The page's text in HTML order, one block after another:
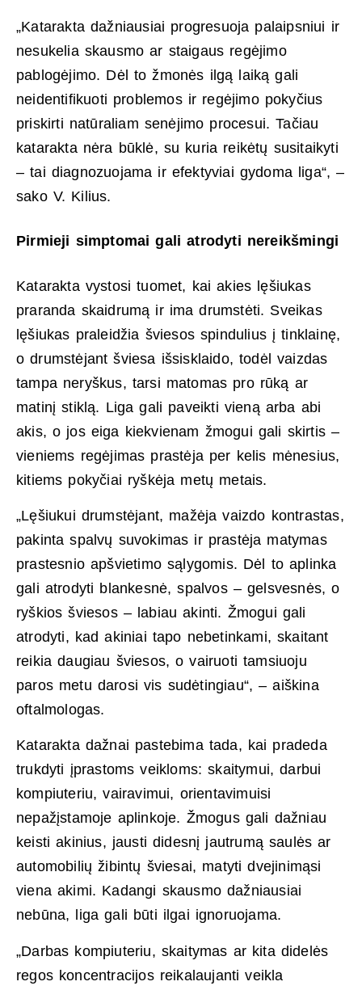
„Katarakta dažniausiai progresuoja palaipsniui ir
nesukelia skausmo ar staigaus regėjimo
pablogėjimo. Dėl to žmonės ilgą laiką gali
neidentifikuoti problemos ir regėjimo pokyčius
priskirti natūraliam senėjimo procesui. Tačiau
katarakta nėra būklė, su kuria reikėtų susitaikyti
– tai diagnozuojama ir efektyviai gydoma liga“, –
sako V. Kilius.
Pirmieji simptomai gali atrodyti nereikšmingi
Katarakta vystosi tuomet, kai akies lęšiukas
praranda skaidrumą ir ima drumstėti. Sveikas
lęšiukas praleidžia šviesos spindulius į tinklainę,
o drumstėjant šviesa išsisklaido, todėl vaizdas
tampa neryškus, tarsi matomas pro rūką ar
matinį stiklą. Liga gali paveikti vieną arba abi
akis, o jos eiga kiekvienam žmogui gali skirtis –
vieniems regėjimas prastėja per kelis mėnesius,
kitiems pokyčiai ryškėja metų metais.
„Lęšiukui drumstėjant, mažėja vaizdo kontrastas,
pakinta spalvų suvokimas ir prastėja matymas
prastesnio apšvietimo sąlygomis. Dėl to aplinka
gali atrodyti blankesnė, spalvos – gelsvesnės, o
ryškios šviesos – labiau akinti. Žmogui gali
atrodyti, kad akiniai tapo nebetinkami, skaitant
reikia daugiau šviesos, o vairuoti tamsiuoju
paros metu darosi vis sudėtingiau“, – aiškina
oftalmologas.
Katarakta dažnai pastebima tada, kai pradeda
trukdyti įprastoms veikloms: skaitymui, darbui
kompiuteriu, vairavimui, orientavimuisi
nepažįstamoje aplinkoje. Žmogus gali dažniau
keisti akinius, jausti didesnį jautrumą saulės ar
automobilių žibintų šviesai, matyti dvejinimąsi
viena akimi. Kadangi skausmo dažniausiai
nebūna, liga gali būti ilgai ignoruojama.
„Darbas kompiuteriu, skaitymas ar kita didelės
regos koncentracijos reikalaujanti veikla